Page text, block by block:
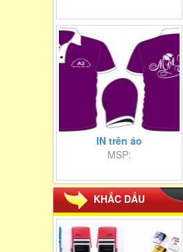
IN trên áo
MSP:
KHẮC DẤU